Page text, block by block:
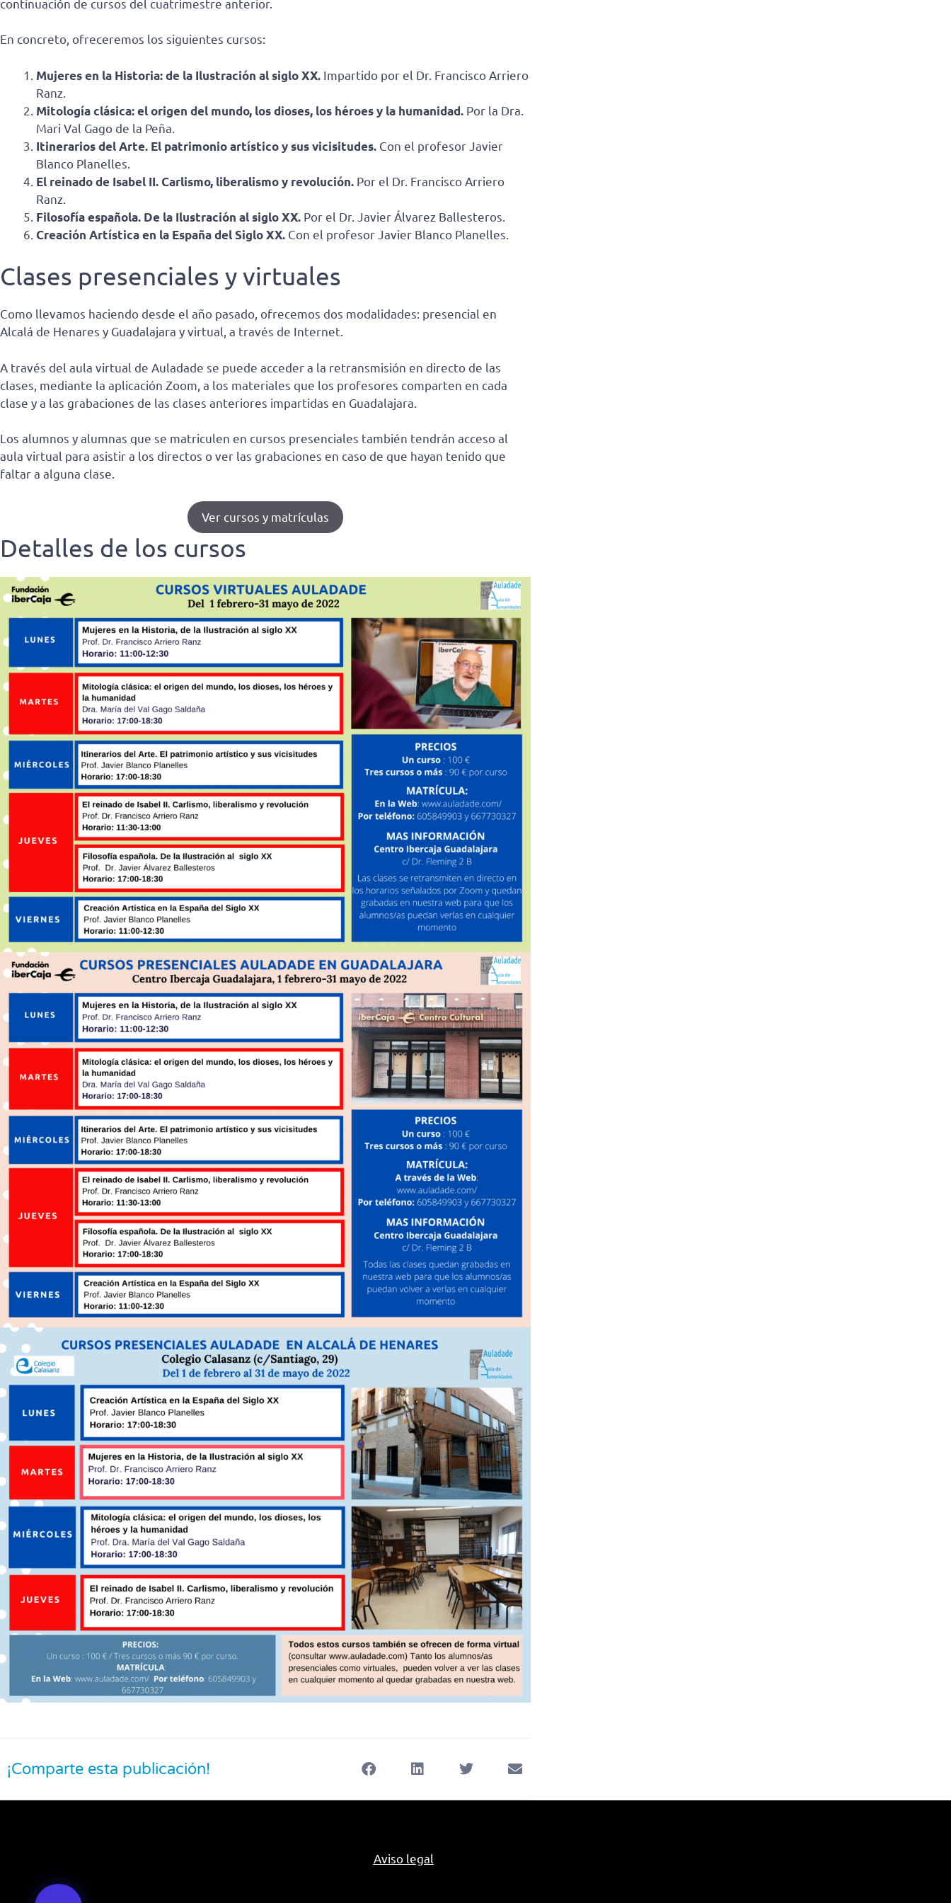
continuación de cursos del cuatrimestre anterior.
En concreto, ofreceremos los siguientes cursos:
Mujeres en la Historia: de la Ilustración al siglo XX. Impartido por el Dr. Francisco Arriero
Ranz.
Mitología clásica: el origen del mundo, los dioses, los héroes y la humanidad. Por la Dra.
Mari Val Gago de la Peña.
Itinerarios del Arte. El patrimonio artístico y sus vicisitudes. Con el profesor Javier
Blanco Planelles.
El reinado de Isabel II. Carlismo, liberalismo y revolución. Por el Dr. Francisco Arriero
Ranz.
Filosofía española. De la Ilustración al siglo XX. Por el Dr. Javier Álvarez Ballesteros.
Creación Artística en la España del Siglo XX. Con el profesor Javier Blanco Planelles.
Clases presenciales y virtuales
Como llevamos haciendo desde el año pasado, ofrecemos dos modalidades: presencial en
Alcalá de Henares y Guadalajara y virtual, a través de Internet.
A través del aula virtual de Auladade se puede acceder a la retransmisión en directo de las
clases, mediante la aplicación Zoom, a los materiales que los profesores comparten en cada
clase y a las grabaciones de las clases anteriores impartidas en Guadalajara.
Los alumnos y alumnas que se matriculen en cursos presenciales también tendrán acceso al
aula virtual para asistir a los directos o ver las grabaciones en caso de que hayan tenido que
faltar a alguna clase.
Ver cursos y matrículas
Detalles de los cursos
¡Comparte esta publicación!
Aviso legal